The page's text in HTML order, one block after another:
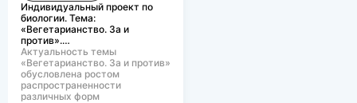
Индивидуальный проект по
биологии. Тема:
«Вегетарианство. За и
против».…
Актуальность темы
«Вегетарианство. За и против»
обусловлена ростом
распространенности
различных форм